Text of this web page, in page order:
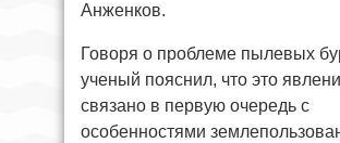
Анженков.
Говоря о проблеме пылевых
ученый пояснил, что это
связано в первую очередь с
особенностями